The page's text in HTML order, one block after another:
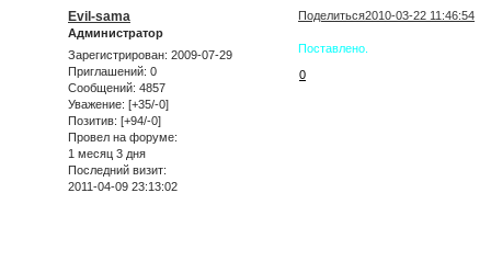
Поделиться2010-03-22 11:46:54
Evil-sama
Администратор
Зарегистрирован: 2009-07-29
Приглашений: 0
Сообщений: 4857
Уважение: [+35/-0]
Позитив: [+94/-0]
Провел на форуме:
1 месяц 3 дня
Последний визит:
2011-04-09 23:13:02
Поставлено.
0